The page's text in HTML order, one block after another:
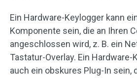
Ein Hardware-Keylogger kann
Komponente sein, die an Ihren
angeschlossen wird, z. B. ein
Tastatur-Overlay. Ein Hardware-
auch ein obskures Plug-In sein,